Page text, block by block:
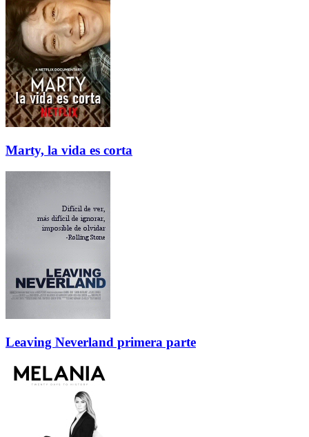
Marty, la vida es corta
Leaving Neverland primera parte